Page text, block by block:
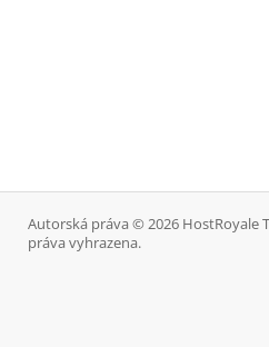
Autorská práva © 2026 HostRoyale
práva vyhrazena.